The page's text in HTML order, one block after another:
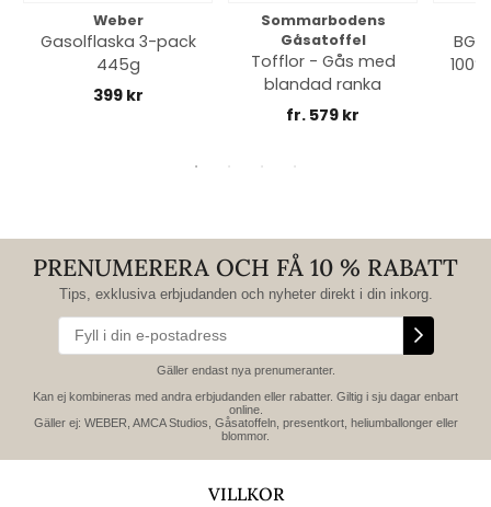
Weber
Gasolflaska 3-pack
445g
399 kr
Sommarbodens
Gåsatoffel
Tofflor - Gås med
blandad ranka
fr. 579 kr
PRENUMERERA OCH FÅ 10 % RABATT
Tips, exklusiva erbjudanden och nyheter direkt i din inkorg.
Gäller endast nya prenumeranter.
Kan ej kombineras med andra erbjudanden eller rabatter. Giltig i sju dagar enbart
online.
Gäller ej: WEBER, AMCA Studios, Gåsatoffeln, presentkort, heliumballonger eller
blommor.
VILLKOR